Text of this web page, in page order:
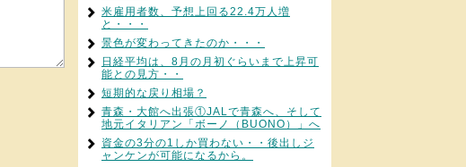
米雇用者数、予想上回る22.4万人増
と・・・
景色が変わってきたのか・・・
日経平均は、8月の月初ぐらいまで上昇可
能との見方・・
短期的な戻り相場？
青森・大館へ出張①JALで青森へ、そして
地元イタリアン「ボーノ（BUONO）」へ
資金の3分の1しか買わない・・後出しジ
ャンケンが可能になるから。